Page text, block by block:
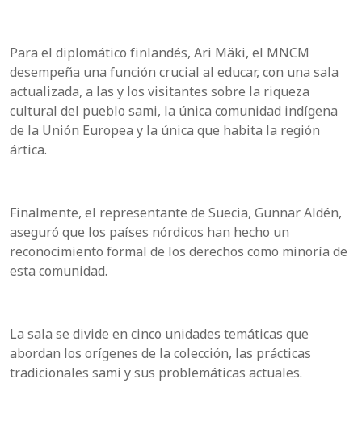
Para el diplomático finlandés, Ari Mäki, el MNCM
desempeña una función crucial al educar, con una sala
actualizada, a las y los visitantes sobre la riqueza
cultural del pueblo sami, la única comunidad indígena
de la Unión Europea y la única que habita la región
ártica.
Finalmente, el representante de Suecia, Gunnar Aldén,
aseguró que los países nórdicos han hecho un
reconocimiento formal de los derechos como minoría de
esta comunidad.
La sala se divide en cinco unidades temáticas que
abordan los orígenes de la colección, las prácticas
tradicionales sami y sus problemáticas actuales.